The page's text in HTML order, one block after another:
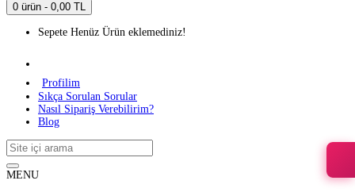
0 ürün - 0,00 TL
Sepete Henüz Ürün eklemediniz!
Profilim
Sıkça Sorulan Sorular
Nasıl Sipariş Verebilirim?
Blog
MENU